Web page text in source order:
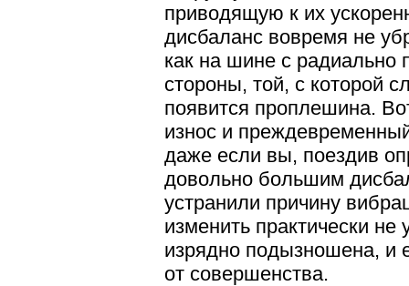
приводящую к их
дисбаланс вовремя не
как на шине с радиально
стороны, той, с которой
появится проплешина.
износ и
даже если вы, поездив
довольно большим
устранили причину
изменить практически
изрядно подызношена, и
от совершенства.